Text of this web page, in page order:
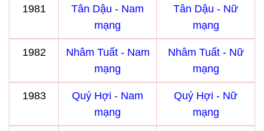
1981
Tân Dậu - Nam
mạng
Tân Dậu - Nữ
mạng
1982
Nhâm Tuất - Nam
mạng
Nhâm Tuất - Nữ
mạng
1983
Quý Hợi - Nam
mạng
Quý Hợi - Nữ
mạng